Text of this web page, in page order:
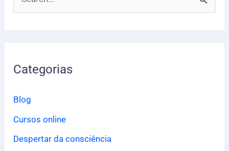
u
s
a
r
Categorias
Blog
Cursos online
Despertar da consciência